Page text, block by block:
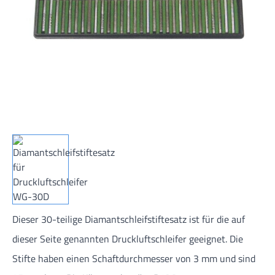
Dieser 30-teilige Diamantschleifstiftesatz ist für die auf
dieser Seite genannten Druckluftschleifer geeignet. Die
Stifte haben einen Schaftdurchmesser von 3 mm und sind